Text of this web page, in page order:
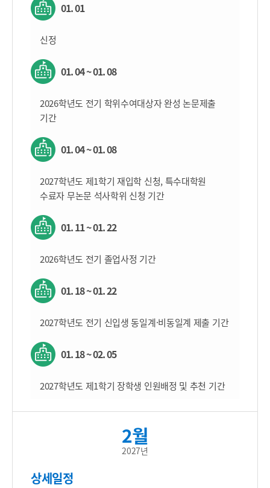
01. 01
신정
01. 04 ~ 01. 08
2026학년도 전기 학위수여대상자 완성 논문제출
기간
01. 04 ~ 01. 08
2027학년도 제1학기 재입학 신청, 특수대학원
수료자 무논문 석사학위 신청 기간
01. 11 ~ 01. 22
2026학년도 전기 졸업사정 기간
01. 18 ~ 01. 22
2027학년도 전기 신입생 동일계·비동일계 제출 기간
01. 18 ~ 02. 05
2027학년도 제1학기 장학생 인원배정 및 추천 기간
2월
2027년
상세일정